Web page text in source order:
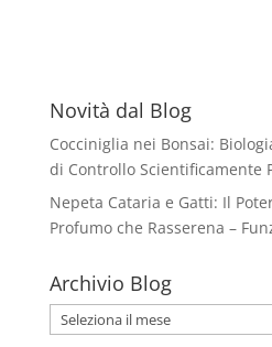
Novità dal Blog
Cocciniglia nei Bonsai:
di Controllo Scientificamente
Nepeta Cataria e Gatti: Il
Profumo che Rasserena –
Archivio Blog
Archivio
Blog